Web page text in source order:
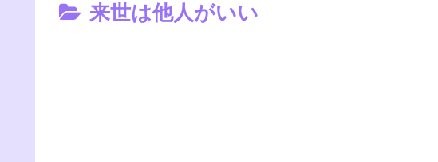
来世は他人がいい